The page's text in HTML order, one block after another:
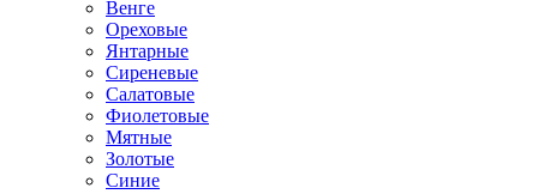
Венге
Ореховые
Янтарные
Сиреневые
Салатовые
Фиолетовые
Мятные
Золотые
Синие